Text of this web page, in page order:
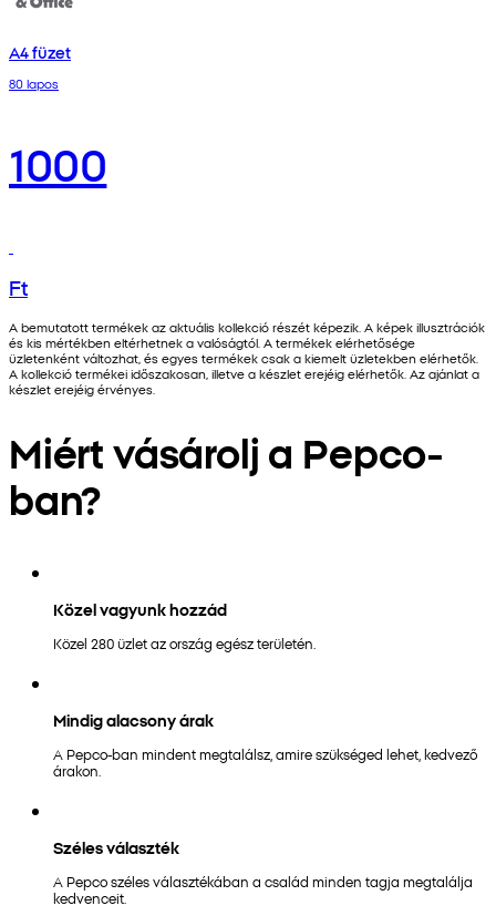
A4 füzet
80 lapos
1000
Ft
A bemutatott termékek az aktuális kollekció részét képezik. A képek illusztrációk
és kis mértékben eltérhetnek a valóságtól. A termékek elérhetősége
üzletenként változhat, és egyes termékek csak a kiemelt üzletekben elérhetők.
A kollekció termékei időszakosan, illetve a készlet erejéig elérhetők. Az ajánlat a
készlet erejéig érvényes.
Miért vásárolj a Pepco-
ban?
Közel vagyunk hozzád
Közel 280 üzlet az ország egész területén.
Mindig alacsony árak
A Pepco-ban mindent megtalálsz, amire szükséged lehet, kedvező
árakon.
Széles választék
A Pepco széles választékában a család minden tagja megtalálja
kedvenceit.